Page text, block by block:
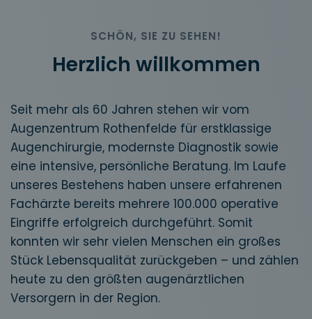
SCHÖN, SIE ZU SEHEN!
Herzlich willkommen
Seit mehr als 60 Jahren stehen wir vom
Augenzentrum Rothenfelde für erstklassige
Augenchirurgie, modernste Diagnostik sowie
eine intensive, persönliche Beratung. Im Laufe
unseres Bestehens haben unsere erfahrenen
Fachärzte bereits mehrere 100.000 operative
Eingriffe erfolgreich durchgeführt. Somit
konnten wir sehr vielen Menschen ein großes
Stück Lebensqualität zurückgeben – und zählen
heute zu den größten augenärztlichen
Versorgern in der Region.